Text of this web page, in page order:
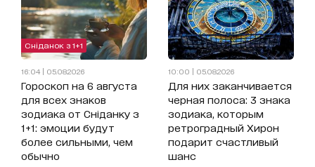
Сніданок з 1+1
16:04 | 05.08.2026
Гороскоп на 6 августа
для всех знаков
зодиака от Сніданку з
1+1: эмоции будут
более сильными, чем
обычно
10:00 | 05.08.2026
Для них заканчивается
черная полоса: 3 знака
зодиака, которым
ретроградный Хирон
подарит счастливый
шанс